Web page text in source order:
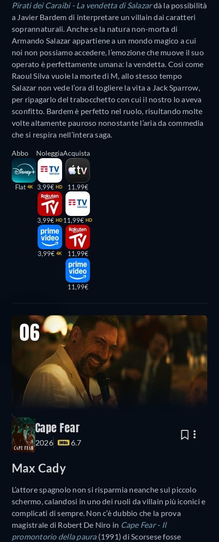
Pirati dei Caraibi - La vendetta di Salazardà la possibilità
a Javier Bardem di interpretare un villain dai caratteri
soprannaturali. Anche se la natura non-morta di
Armando Salazar appartiene a un mondo magico a cui
noi non possiamo accedere, l’emozione che muove il suo
operato è perfettamente umana: la vendetta. Così come
Raoul Silva vuole la morte di M, allo stesso tempo
Salazar non vede l’ora di togliere la vita a Jack Sparrow,
per ripagarlo del trabocchetto con cui il nostro lo aveva
sconfitto. Bardem è perfetto nel ruolo, risultando molte
volte altamente pauroso nonostante l’aria da commedia
che si respira nell’intera saga.
Abbo
Flat 4K
Noleggia
3,99€ HD
3,99€ HD
3,99€ 4K
Acquista
11,99€
11,99€ HD
11,99€
11,99€
06
Cape Fear
2026 6.7
Max Cady
L’attore spagnolo non si risparmia neanche sul piccolo
schermo, calandosi in uno dei ruoli da villain più iconici e
complicati di sempre. Non c’è dubbio che la prova
magistrale di Robert De Niro in Cape Fear - Il
promontorio della paura(1991) di Scorsese fosse